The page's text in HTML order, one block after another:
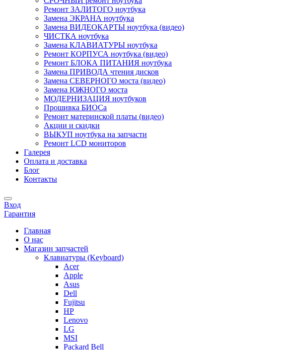
Ремонт ЗАЛИТОГО ноутбука
Замена ЭКРАНА ноутбука
Замена ВИДЕОКАРТЫ ноутбука (видео)
ЧИСТКА ноутбука
Замена КЛАВИАТУРЫ ноутбука
Ремонт КОРПУСА ноутбука (видео)
Ремонт БЛОКА ПИТАНИЯ ноутбука
Замена ПРИВОДА чтения дисков
Замена СЕВЕРНОГО моста (видео)
Замена ЮЖНОГО моста
МОДЕРНИЗАЦИЯ ноутбуков
Прошивка БИОСа
Ремонт материнской платы (видео)
Акции и скидки
ВЫКУП ноутбука на запчасти
Ремонт LCD мониторов
Галерея
Оплата и доставка
Блог
Контакты
Вход
Гарантия
Главная
О нас
Магазин запчастей
Клавиатуры (Keyboard)
Acer
Apple
Asus
Dell
Fujitsu
HP
Lenovo
LG
MSI
Packard Bell